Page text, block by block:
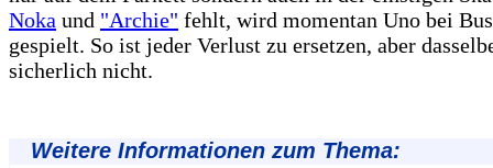
Noka und "Archie" fehlt, wird momentan Uno bei
gespielt. So ist jeder Verlust zu ersetzen, aber
sicherlich nicht.
Weitere Informationen zum Thema: